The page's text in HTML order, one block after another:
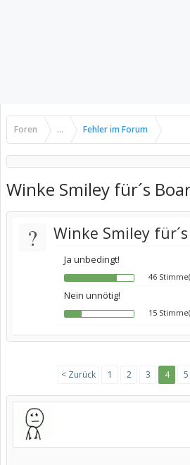
Foren ... Fehler im Forum
Winke Smiley für´s
? Winke Smiley
Ja unbedingt!
46
Nein unnötig!
15
< Zurück 1 2 3 4 5